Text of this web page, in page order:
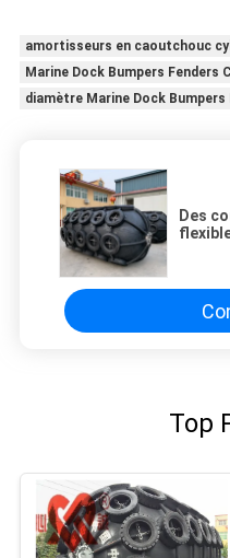
amortisseurs en caoutchouc
Marine Dock Bumpers Fenders
diamètre Marine Dock Bumpers
Des
Top